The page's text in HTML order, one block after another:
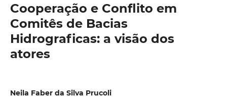
Cooperação e Conflito em
Comitês de Bacias
Hidrograficas: a visão dos
atores
Neila Faber da Silva Prucoli